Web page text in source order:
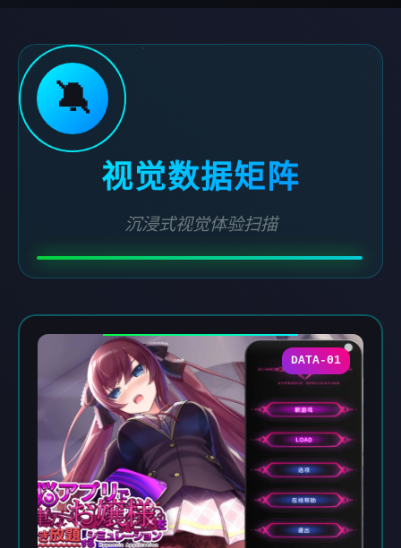
🔕
视觉数据矩阵
沉浸式视觉体验扫描
DATA-01